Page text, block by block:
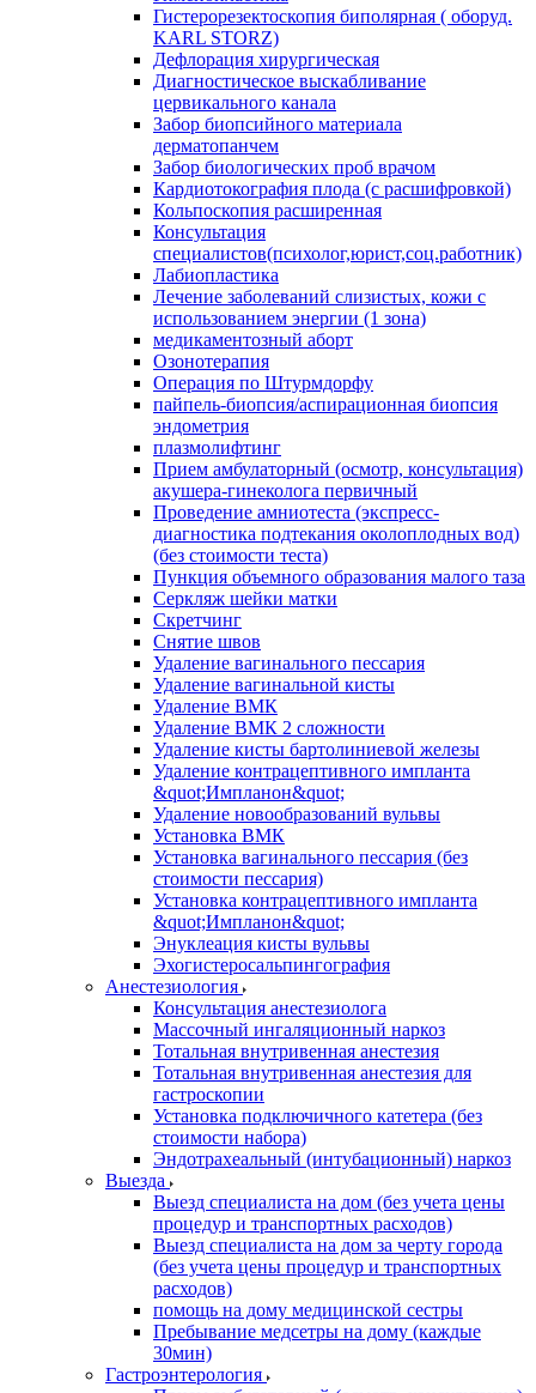
Гистерорезектоскопия биполярная ( оборуд.
KARL STORZ)
Дефлорация хирургическая
Диагностическое выскабливание
цервикального канала
Забор биопсийного материала
дерматопанчем
Забор биологических проб врачом
Кардиотокография плода (с расшифровкой)
Кольпоскопия расширенная
Консультация
специалистов(психолог,юрист,соц.работник)
Лабиопластика
Лечение заболеваний слизистых, кожи с
использованием энергии (1 зона)
медикаментозный аборт
Озонотерапия
Операция по Штурмдорфу
пайпель-биопсия/аспирационная биопсия
эндометрия
плазмолифтинг
Прием амбулаторный (осмотр, консультация)
акушера-гинеколога первичный
Проведение амниотеста (экспресс-
диагностика подтекания околоплодных вод)
(без стоимости теста)
Пункция объемного образования малого таза
Серкляж шейки матки
Скретчинг
Снятие швов
Удаление вагинального пессария
Удаление вагинальной кисты
Удаление ВМК
Удаление ВМК 2 сложности
Удаление кисты бартолиниевой железы
Удаление контрацептивного импланта
&quot;Импланон&quot;
Удаление новообразований вульвы
Установка ВМК
Установка вагинального пессария (без
стоимости пессария)
Установка контрацептивного импланта
&quot;Импланон&quot;
Энуклеация кисты вульвы
Эхогистеросальпингография
Анестезиология
Консультация анестезиолога
Массочный ингаляционный наркоз
Тотальная внутривенная анестезия
Тотальная внутривенная анестезия для
гастроскопии
Установка подключичного катетера (без
стоимости набора)
Эндотрахеальный (интубационный) наркоз
Выезда
Выезд специалиста на дом (без учета цены
процедур и транспортных расходов)
Выезд специалиста на дом за черту города
(без учета цены процедур и транспортных
расходов)
помощь на дому медицинской сестры
Пребывание медсетры на дому (каждые
30мин)
Гастроэнтерология